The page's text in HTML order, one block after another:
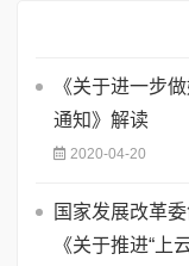
《关于进一步
通知》解读
2020-04-20
国家发展改革
《关于推进“上